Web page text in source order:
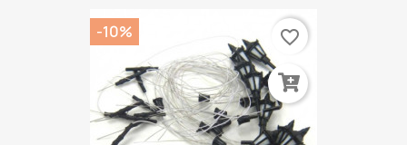
-10% favorite_border